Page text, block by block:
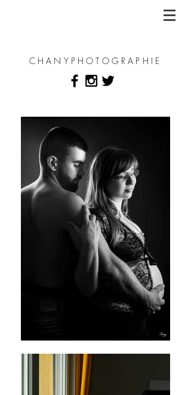
CHANYPHOTOGRAPHIE